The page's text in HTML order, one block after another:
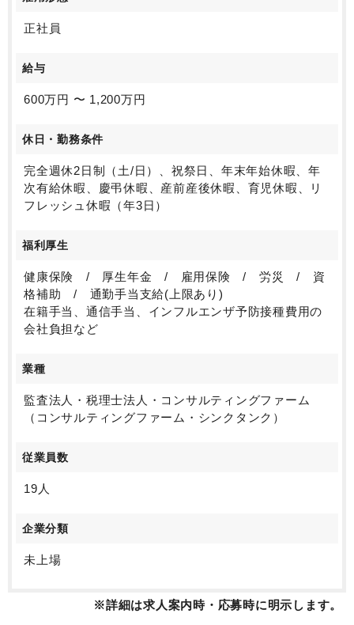
正社員
給与
600万円 〜 1,200万円
休日・勤務条件
完全週休2日制（土/日）、祝祭日、年末年始休暇、年
次有給休暇、慶弔休暇、産前産後休暇、育児休暇、リ
フレッシュ休暇（年3日）
福利厚生
健康保険 / 厚生年金 / 雇用保険 / 労災 / 資
格補助 / 通勤手当支給(上限あり)
在籍手当、通信手当、インフルエンザ予防接種費用の
会社負担など
業種
監査法人・税理士法人・コンサルティングファーム
（コンサルティングファーム・シンクタンク）
従業員数
19人
企業分類
未上場
※詳細は求人案内時・応募時に明示します。